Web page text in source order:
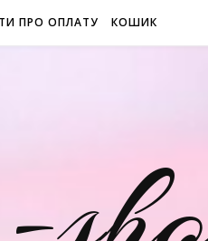
ПРО ОПЛАТУ КОШИК